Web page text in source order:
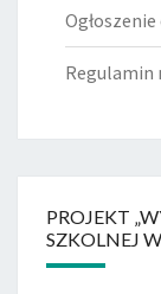
Regulamin
PROJEKT
SZKOLNEJ